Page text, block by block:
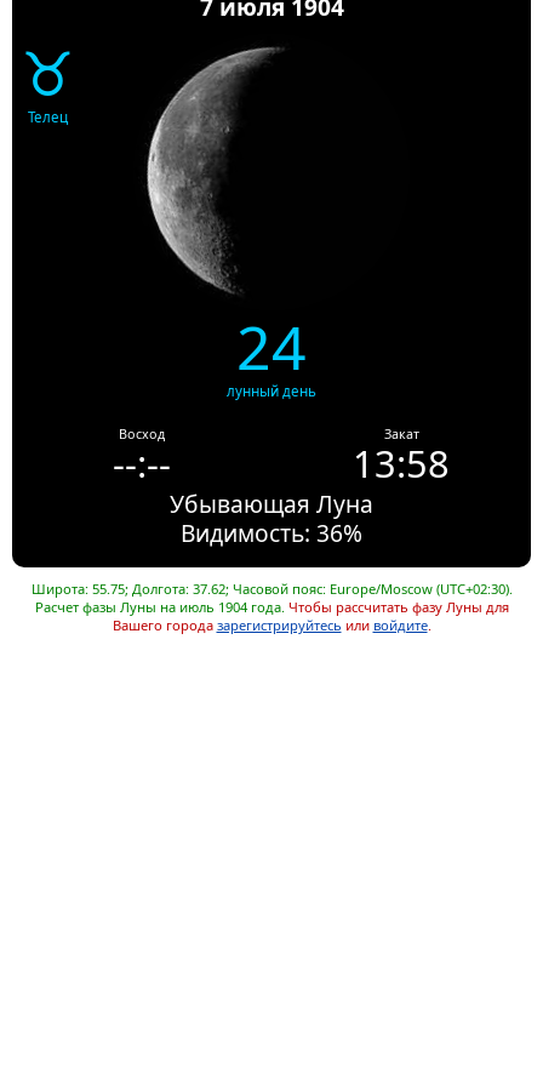
7 июля 1904
♉
Телец
24
лунный день
Восход
--:--
Закат
13:58
Убывающая Луна
Видимость: 36%
Широта: 55.75; Долгота: 37.62; Часовой пояс: Europe/Moscow (UTC+02:30).
Расчет фазы Луны на июль 1904 года. Чтобы рассчитать фазу Луны для
Вашего города зарегистрируйтесь или войдите.